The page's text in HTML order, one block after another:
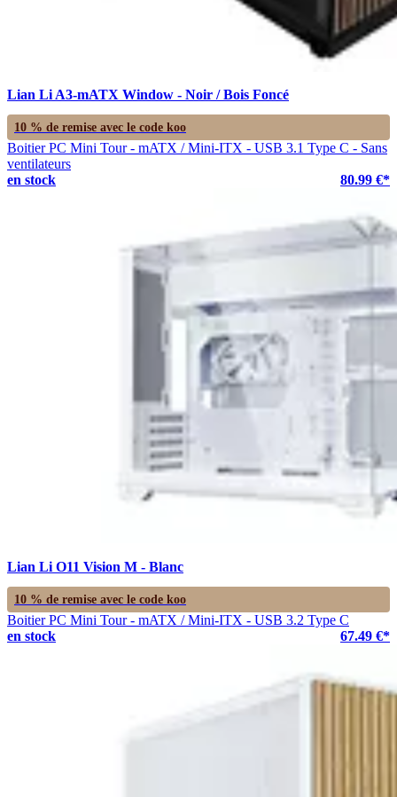
Lian Li A3-mATX Window - Noir / Bois Foncé
10 % de remise avec le code koo
Boitier PC Mini Tour - mATX / Mini-ITX - USB 3.1 Type C - Sans
ventilateurs
en stock
80.99 €*
Lian Li O11 Vision M - Blanc
10 % de remise avec le code koo
Boitier PC Mini Tour - mATX / Mini-ITX - USB 3.2 Type C
en stock
67.49 €*